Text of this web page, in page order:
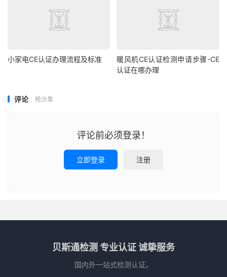
小家电CE认证办理流程及标准
暖风机CE认证检测申请步骤-CE
认证在哪办理
评论 抢沙发
评论前必须登录！
立即登录 注册
贝斯通检测 专业认证 诚挚服务
国内外一站式检测认证。